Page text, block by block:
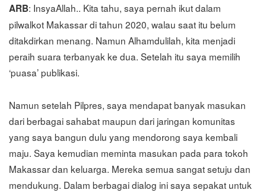
ARB: InsyaAllah.. Kita tahu, saya pernah ikut dalam
pilwalkot Makassar di tahun 2020, walau saat itu belum
ditakdirkan menang. Namun Alhamdulilah, kita menjadi
peraih suara terbanyak ke dua. Setelah itu saya memilih
‘puasa’ publikasi.
Namun setelah Pilpres, saya mendapat banyak masukan
dari berbagai sahabat maupun dari jaringan komunitas
yang saya bangun dulu yang mendorong saya kembali
maju. Saya kemudian meminta masukan pada para tokoh
Makassar dan keluarga. Mereka semua sangat setuju dan
mendukung. Dalam berbagai dialog ini saya sepakat untuk